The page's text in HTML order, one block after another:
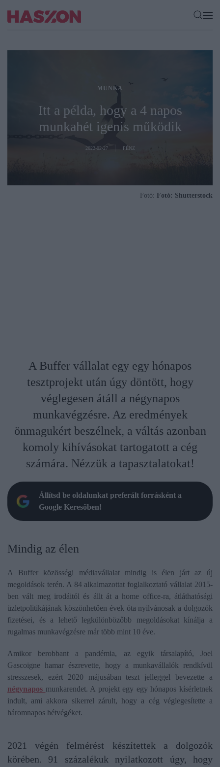
MUNKA
Itt a példa, hogy a 4 napos
munkahét igenis működik
2022-02-27 PÉNZ
Fotó: Fotó: Shutterstock
A Buffer vállalat egy egy hónapos
tesztprojekt után úgy döntött, hogy
véglegesen átáll a négynapos
munkavégzésre. Az eredmények
önmagukért beszélnek, a váltás azonban
komoly kihívásokat tartogatott a cég
számára. Nézzük a tapasztalatokat!
Állítsd be oldalunkat preferált forrásként a
Google Keresőben!
Mindig az élen
A Buffer közösségi médiavállalat mindig is élen járt az új
megoldások terén. A 84 alkalmazottat foglalkoztató vállalat 2015-
ben vált meg irodáitól és állt át a home office-ra, átláthatósági
üzletpolitikájának köszönhetően évek óta nyilvánosak a dolgozók
fizetései, és a lehető legkülönbözőbb megoldásokat kínálja a
rugalmas munkavégzésre már több mint 10 éve.
Amikor berobbant a pandémia, az egyik társalapító, Joel
Gascoigne hamar észrevette, hogy a munkavállalók rendkívül
stresszesek, ezért 2020 májusában teszt jelleggel bevezette a
négynapos munkarendet. A projekt egy egy hónapos kísérletnek
indult, ami akkora sikerrel zárult, hogy a cég véglegesítette a
háromnapos hétvégéket.
2021 végén felmérést készítettek a dolgozók
körében. 91 százalékuk nyilatkozott úgy, hogy